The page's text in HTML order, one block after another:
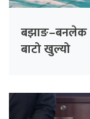
बझाङ–बनलेक
बाटो खुल्यो